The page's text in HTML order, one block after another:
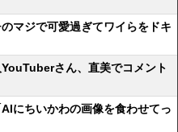
マジで可愛過ぎてワイらをドキ
さん、直美でコメント
にちいかわの画像を食わせてっ